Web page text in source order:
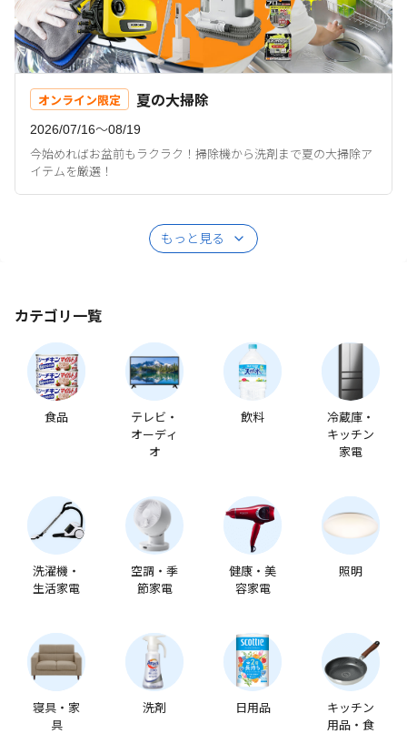
オンライン限定 夏の大掃除
2026/07/16〜08/19
今始めればお盆前もラクラク！掃除機から洗剤まで夏の大掃除ア
イテムを厳選！
もっと見る
カテゴリ一覧
食品
テレビ・
オーディ
オ
飲料
冷蔵庫・
キッチン
家電
洗濯機・
生活家電
空調・季
節家電
健康・美
容家電
照明
寝具・家
具
洗剤 日用品
キッチン
用品・食